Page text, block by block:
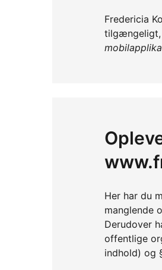
Fredericia
tilgængeligt,
Her har du
manglende
Derudover
offentlige
indhold) og